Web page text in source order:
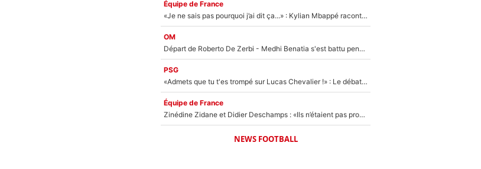
Équipe de France
«Je ne sais pas pourquoi j’ai dit ça...» : Kylian Mbappé raconte sa première rencontre avec Zinédine Zidane (et c’est très drôle)
OM
Départ de Roberto De Zerbi - Medhi Benatia s'est battu pendant six mois pour le retenir à l'OM, le PSG a été le naufrage de trop : «Je pars avec toi»
PSG
«Admets que tu t'es trompé sur Lucas Chevalier !» : Le débat sur le gardien du PSG vire au clash à l'After Foot
Équipe de France
Zinédine Zidane et Didier Deschamps : «Ils n’étaient pas proches», les confidences d’un membre de l’équipe de France 1998 sur leur relation spéciale
NEWS FOOTBALL